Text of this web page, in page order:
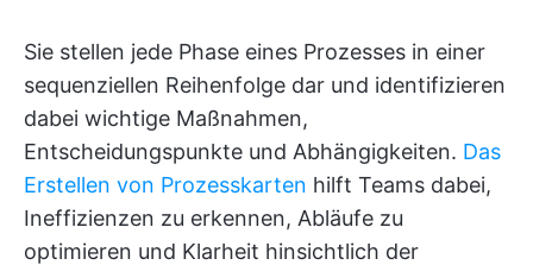
Sie stellen jede Phase eines Prozesses in einer
sequenziellen Reihenfolge dar und identifizieren
dabei wichtige Maßnahmen,
Entscheidungspunkte und Abhängigkeiten. Das
Erstellen von Prozesskarten hilft Teams dabei,
Ineffizienzen zu erkennen, Abläufe zu
optimieren und Klarheit hinsichtlich der